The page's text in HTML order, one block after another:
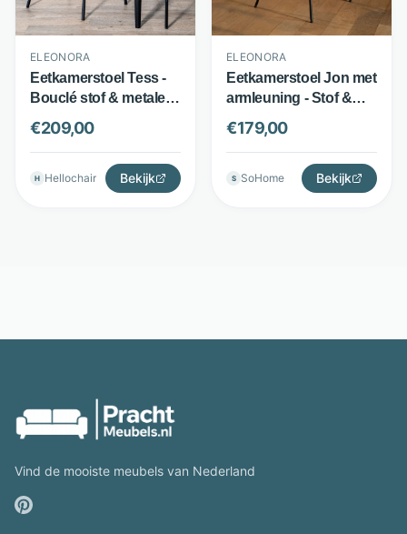
ELEONORA
Eetkamerstoel Tess -
Bouclé stof & metalen
poten - Beige -
Eleonora
€209,00
H Hellochair Bekijk
ELEONORA
Eetkamerstoel Jon met
armleuning - Stof &
metalen onderstel -
Comfortabele kuip -
Beige - Eleonora
€179,00
S SoHome Bekijk
Vind de mooiste meubels van Nederland